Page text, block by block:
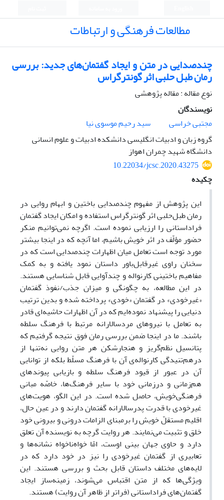
مطالعات فرهنگی و ارتباطات
چندصدایی در متن و ایجاد گفتمان‌های جدید: بررسی
رمان طبل حلبی اثر گونترگراس
نوع مقاله : مقاله پژوهشی
نویسندگان
مجتبی خراسی
سید رحیم موسوی نیا
گروه زبان و ادبیات انگلیسی دانشکده ادبیات و علوم انسانی
دانشگاه شهید چمران اهواز
10.22034/jcsc.2020.43275
چکیده
این پژوهش از مفهوم چندصدایی باختین و ابهام روایی در
رمان طبل‌حلبی اثر گونترگراس استفاده و امکان ایجاد گفتمان
فراداستانی را ارزیابی نموده است. اگرچه نمی‌توانیم منکر
حضور مؤلّف در اثر خویش باشیم، اما آنچه که در اینجا بیشتر
مورد توجه است تعامل میان اظهارات چندصدایی است که در
سخنان راوی غیر‌قابل‌باور داستان نمود یافته‌‌ و به کمک
مفاهیم باختینی کارنواله و چندآوایی قابل شناسایی هستند.
در این مطالعه، به چگونگی و میزان جذب/نفوذ گفتمان
«غیرخودی» در گفتمان «خودی» پرداخته شده و بدین ترتیب
دنیایی را پیشنهاد نموده‌ایم که در آن اظهارات حاشیه‌ای قادر
به تعامل با نیروهای مردسالارانه مرتبط با فرهنگ سلطه
باشند. ما در اینجا ضمن بررسی رمان فوق نتیجه گرفتیم که
پتانسیل نظم‌گریز و هنجارشکن هر متن روایی نه‌تنها از
درهم‌تنیدگی کارنواله‌ی آن با فرهنگ‌ مسلّط بلکه از توانایی
آن در عبور از قیود فرهنگ سلطه و بازیابی پیوندهای
هم‌زمانی و درزمانی خود با سایر فرهنگ‌ها، خاصّه مبانی
فرهنگی‌خویش، حاصل شده است. در این الگو، هویت‌های
غیرخودی با قدرت پدرسالارانه‌ گفتمان دارند و در عین حال،
اقلیم مستقلّ خویش را بر‌مبنای الزامات درونی و بیرونی خود
خلق و تثبیت می‌نمایند. هر روایت گرچه به نویسنده آن تعلق
دارد و حاوی جهان بینی اوست، امّا خواه‌ناخواه نشانه‌ها و
تعابیری از گفتمان غیرخودی را نیز در خود دارد که در
لایه‌های مختلف داستان قابل بحث و بررسی هستند. این
ویژگی‌ها که از متن اقتباس می‌شوند، زمینه‌ساز ایجاد
گفتمان‌های فراداستانی (فراتر از ظاهر آن روایت) هستند.